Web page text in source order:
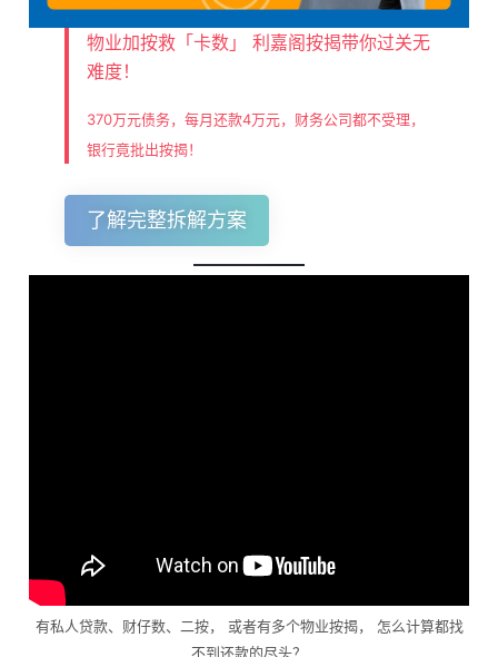
物业加按救「卡数」 利嘉阁按揭带你过关无
难度！
370万元债务，每月还款4万元，财务公司都不受理，
银行竟批出按揭！
了解完整拆解方案
有私人贷款、财仔数、二按， 或者有多个物业按揭， 怎么计算都找
不到还款的尽头？